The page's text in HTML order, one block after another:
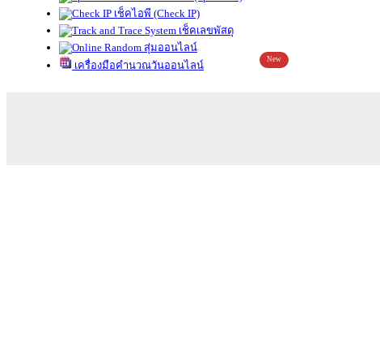
เช็คไอพี (Check IP)
เช็คเลขพัสดุ
สุ่มออนไลน์
เครื่องมือคำนวณวันออนไลน์
New